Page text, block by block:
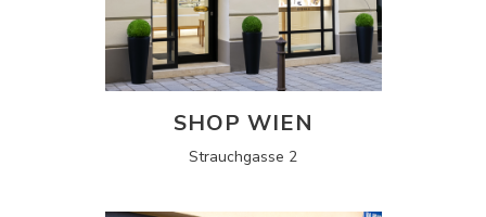
SHOP WIEN
Strauchgasse 2